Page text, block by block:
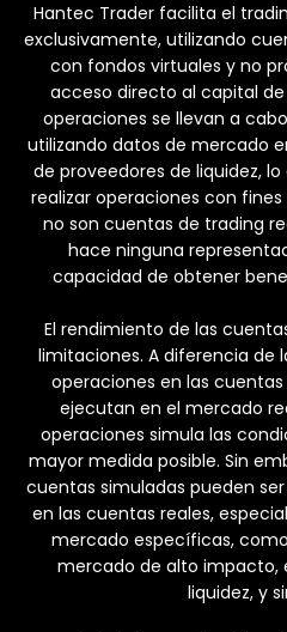
Hantec Trader facilita el
exclusivamente, utilizando
con fondos virtuales y no
acceso directo al capital
operaciones se llevan a
utilizando datos de mercado
de proveedores de liquidez,
realizar operaciones con
no son cuentas de trading
hace ninguna
capacidad de obtener
El rendimiento de las
limitaciones. A diferencia de
operaciones en las
ejecutan en el mercado
operaciones simula las
mayor medida posible. Sin
cuentas simuladas pueden
en las cuentas reales,
mercado específicas,
mercado de alto impacto,
liquidez, y